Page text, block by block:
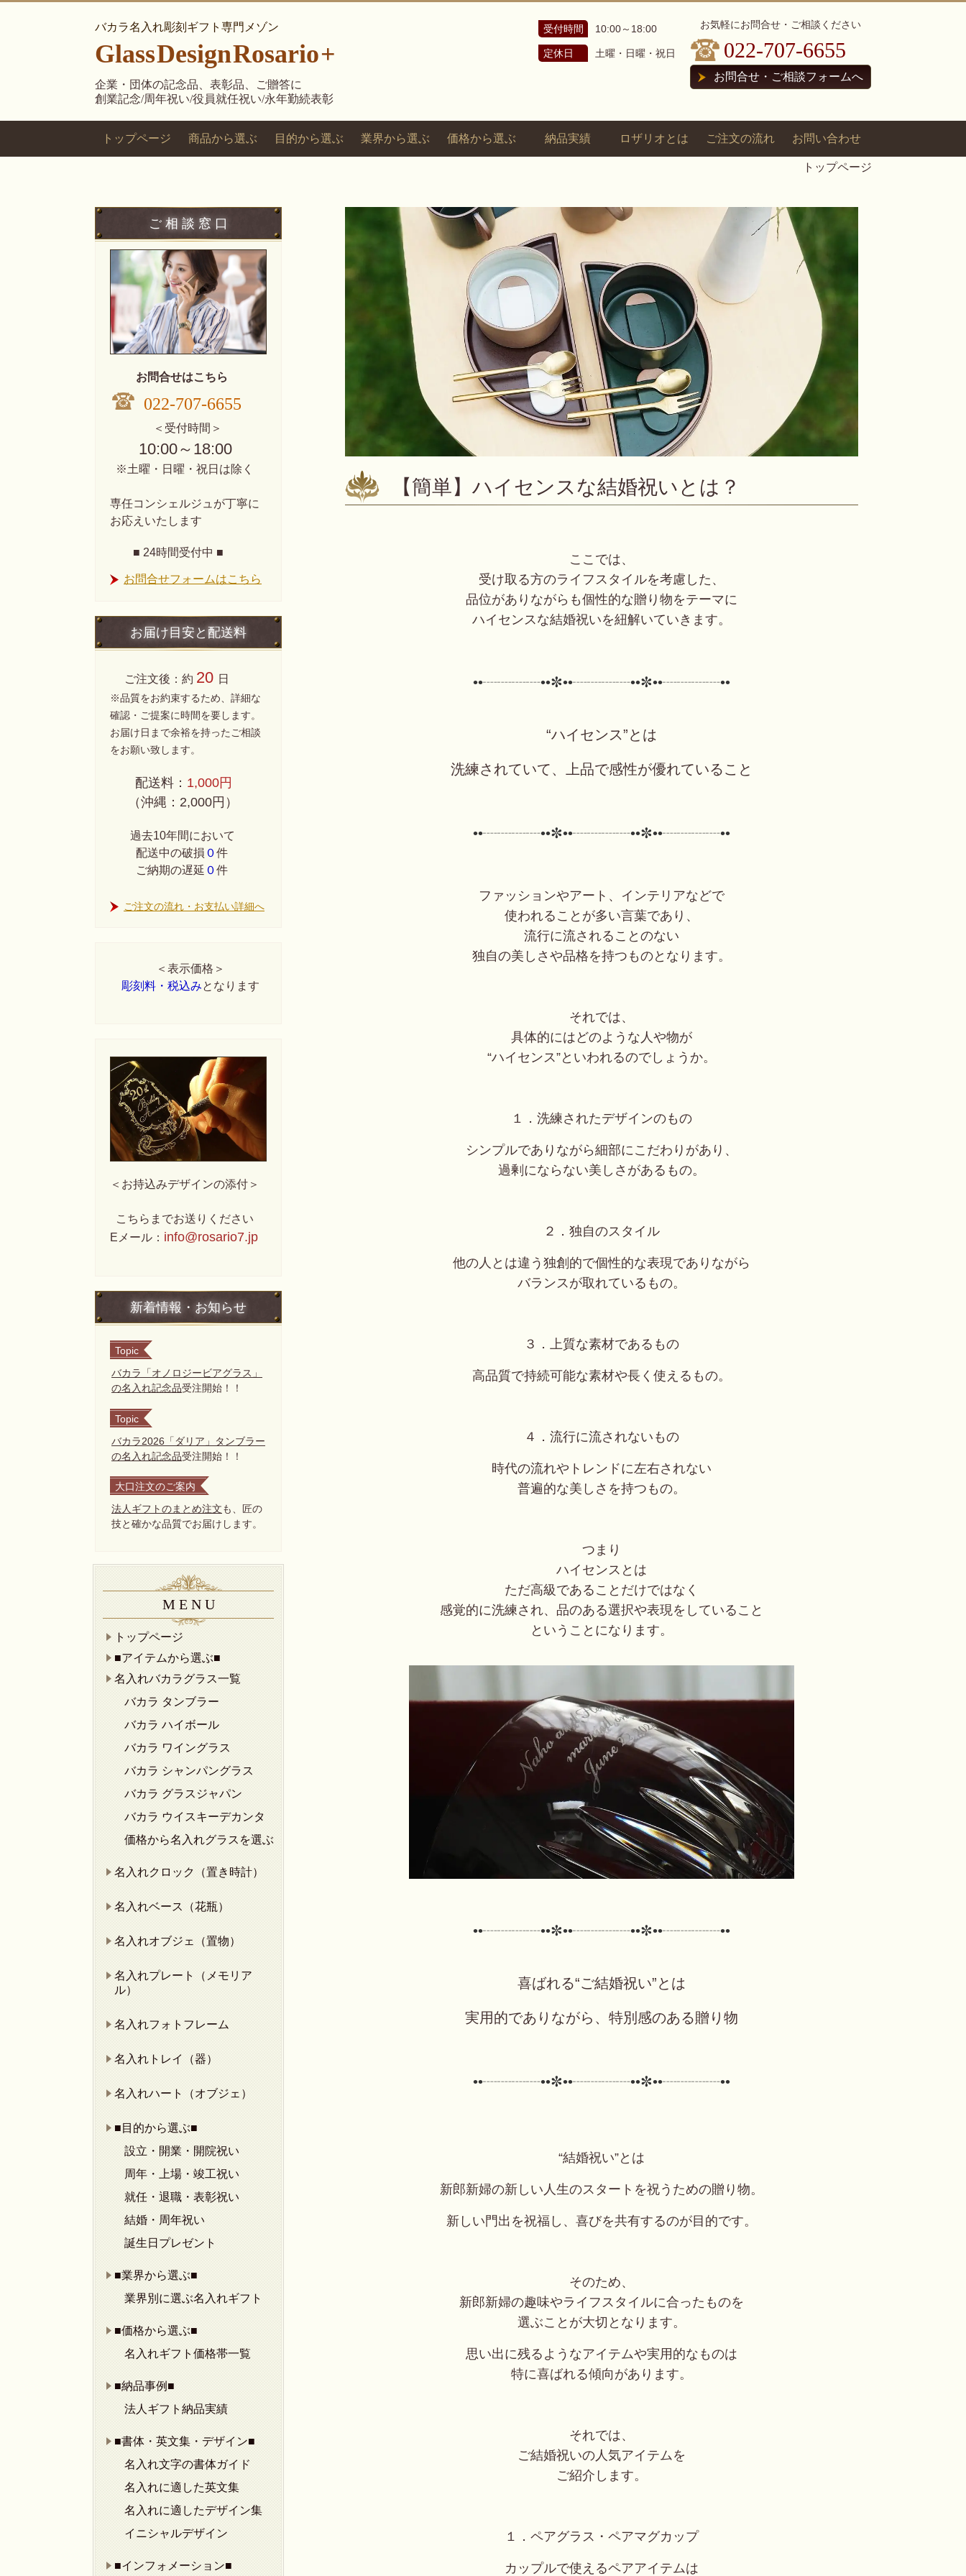
バカラ名入れ彫刻ギフト専門メゾン
GlassDesignRosario+
企業・団体の記念品、表彰品、ご贈答に
創業記念/周年祝い/役員就任祝い/永年勤続表彰
受付時間 10:00～18:00
定休日 土曜・日曜・祝日
お気軽にお問合せ・ご相談ください
022-707-6655
お問合せ・ご相談フォームへ
トップページ 商品から選ぶ 目的から選ぶ 業界から選ぶ 価格から選ぶ 納品実績 ロザリオとは ご注文の流れ お問い合わせ
トップページ
【簡単】ハイセンスな結婚祝いとは？
ここでは、
受け取る方のライフスタイルを考慮した、
品位がありながらも個性的な贈り物をテーマに
ハイセンスな結婚祝いを紐解いていきます。
••┈┈┈┈••✼••┈┈┈┈••✼••┈┈┈┈••
“ハイセンス”とは
洗練されていて、上品で感性が優れていること
••┈┈┈┈••✼••┈┈┈┈••✼••┈┈┈┈••
ファッションやアート、インテリアなどで
使われることが多い言葉であり、
流行に流されることのない
独自の美しさや品格を持つものとなります。
それでは、
具体的にはどのような人や物が
“ハイセンス”といわれるのでしょうか。
１．洗練されたデザインのもの
シンプルでありながら細部にこだわりがあり、
過剰にならない美しさがあるもの。
２．独自のスタイル
他の人とは違う独創的で個性的な表現でありながら
バランスが取れているもの。
３．上質な素材であるもの
高品質で持続可能な素材や長く使えるもの。
４．流行に流されないもの
時代の流れやトレンドに左右されない
普遍的な美しさを持つもの。
つまり
ハイセンスとは
ただ高級であることだけではなく
感覚的に洗練され、品のある選択や表現をしていること
ということになります。
••┈┈┈┈••✼••┈┈┈┈••✼••┈┈┈┈••
喜ばれる“ご結婚祝い”とは
実用的でありながら、特別感のある贈り物
••┈┈┈┈••✼••┈┈┈┈••✼••┈┈┈┈••
“結婚祝い”とは
新郎新婦の新しい人生のスタートを祝うための贈り物。
新しい門出を祝福し、喜びを共有するのが目的です。
そのため、
新郎新婦の趣味やライフスタイルに合ったものを
選ぶことが大切となります。
思い出に残るようなアイテムや実用的なものは
特に喜ばれる傾向があります。
それでは、
ご結婚祝いの人気アイテムを
ご紹介します。
１．ペアグラス・ペアマグカップ
カップルで使えるペアアイテムは
ご 相 談 窓 口
お問合せはこちら
022-707-6655
＜受付時間＞
10:00～18:00
※土曜・日曜・祝日は除く
専任コンシェルジュが丁寧に
お応えいたします
■ 24時間受付中 ■
お問合せフォームはこちら
お届け目安と配送料
ご注文後：約 20 日
※品質をお約束するため、詳細な
確認・ご提案に時間を要します。
お届け日まで余裕を持ったご相談
をお願い致します。
配送料： 1,000円
（沖縄：2,000円）
過去10年間において
配送中の破損 ０件
ご納期の遅延 ０件
ご注文の流れ・お支払い詳細へ
＜表示価格＞
彫刻料・税込みとなります
＜お持込みデザインの添付＞
こちらまでお送りください
Eメール： info@rosario7.jp
新着情報・お知らせ
Topic
バカラ「オノロジービアグラス」
の名入れ記念品受注開始！！
Topic
バカラ2026「ダリア」タンブラー
の名入れ記念品受注開始！！
大口注文のご案内
法人ギフトのまとめ注文も、匠の
技と確かな品質でお届けします。
M E N U
トップページ
■アイテムから選ぶ■
名入れバカラグラス一覧
バカラ タンブラー
バカラ ハイボール
バカラ ワイングラス
バカラ シャンパングラス
バカラ グラスジャパン
バカラ ウイスキーデカンタ
価格から名入れグラスを選ぶ
名入れクロック（置き時計）
名入れベース（花瓶）
名入れオブジェ（置物）
名入れプレート（メモリア
ル）
名入れフォトフレーム
名入れトレイ（器）
名入れハート（オブジェ）
■目的から選ぶ■
設立・開業・開院祝い
周年・上場・竣工祝い
就任・退職・表彰祝い
結婚・周年祝い
誕生日プレゼント
■業界から選ぶ■
業界別に選ぶ名入れギフト
■価格から選ぶ■
名入れギフト価格帯一覧
■納品事例■
法人ギフト納品実績
■書体・英文集・デザイン■
名入れ文字の書体ガイド
名入れに適した英文集
名入れに適したデザイン集
イニシャルデザイン
■インフォメーション■